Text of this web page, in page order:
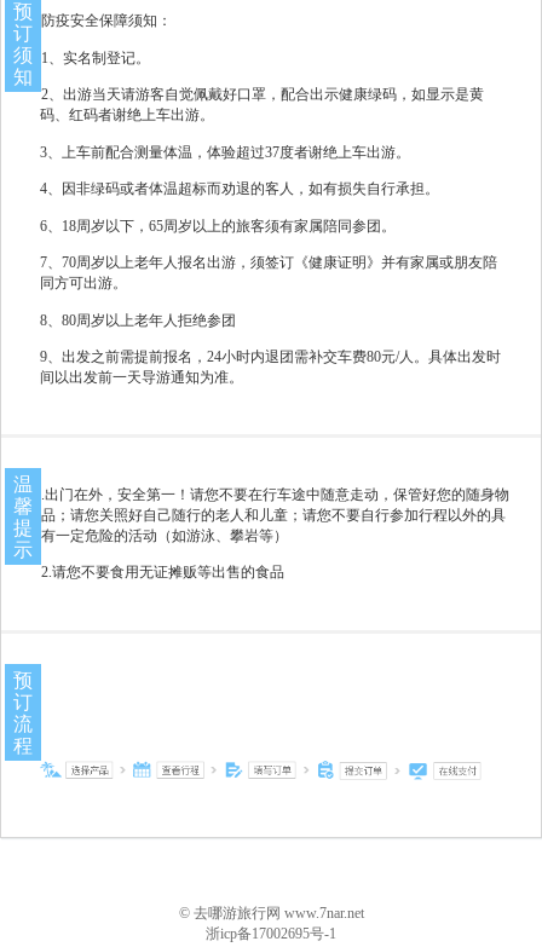
预
订
须
知
防疫安全保障须知：
1、实名制登记。
2、出游当天请游客自觉佩戴好口罩，配合出示健康绿码，如显示是黄
码、红码者谢绝上车出游。
3、上车前配合测量体温，体验超过37度者谢绝上车出游。
4、因非绿码或者体温超标而劝退的客人，如有损失自行承担。
6、18周岁以下，65周岁以上的旅客须有家属陪同参团。
7、70周岁以上老年人报名出游，须签订《健康证明》并有家属或朋友陪
同方可出游。
8、80周岁以上老年人拒绝参团
9、出发之前需提前报名，24小时内退团需补交车费80元/人。具体出发时
间以出发前一天导游通知为准。
温
馨
提
示
.出门在外，安全第一！请您不要在行车途中随意走动，保管好您的随身物
品；请您关照好自己随行的老人和儿童；请您不要自行参加行程以外的具
有一定危险的活动（如游泳、攀岩等）
2.请您不要食用无证摊贩等出售的食品
预
订
流
程
© 去哪游旅行网 www.7nar.net
浙icp备17002695号-1